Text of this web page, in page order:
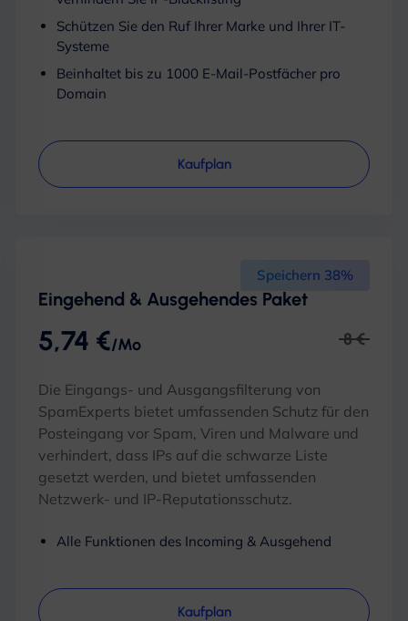
Schützen Sie den Ruf Ihrer Marke und Ihrer IT-
Systeme
Beinhaltet bis zu 1000 E-Mail-Postfächer pro
Domain
Kaufplan
Speichern 38%
Eingehend & Ausgehendes Paket
5,74 €/Mo 8 €
Die Eingangs- und Ausgangsfilterung von
SpamExperts bietet umfassenden Schutz für den
Posteingang vor Spam, Viren und Malware und
verhindert, dass IPs auf die schwarze Liste
gesetzt werden, und bietet umfassenden
Netzwerk- und IP-Reputationsschutz.
Alle Funktionen des Incoming & Ausgehend
Kaufplan